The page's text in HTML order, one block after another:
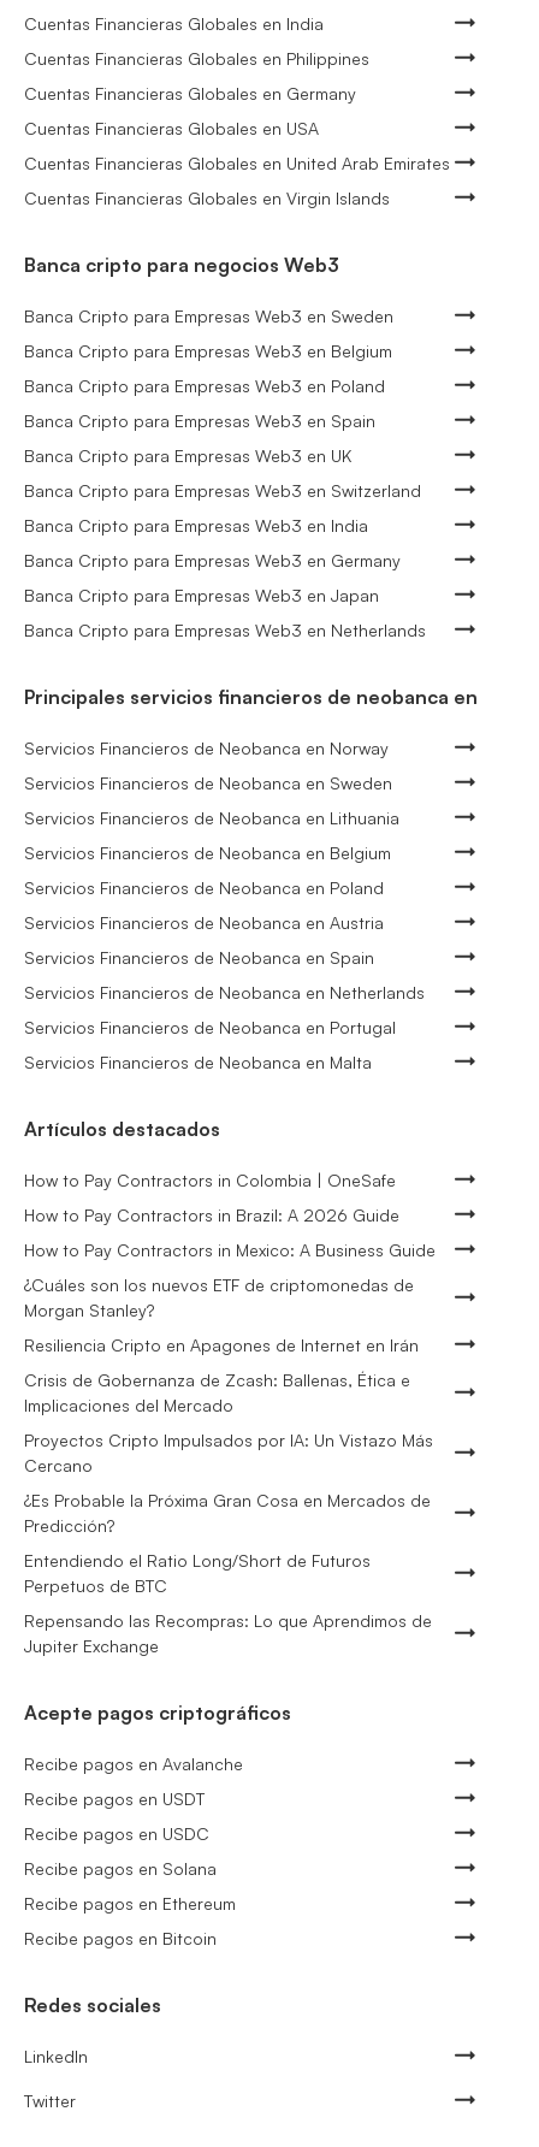
Cuentas Financieras Globales en India
Cuentas Financieras Globales en Philippines
Cuentas Financieras Globales en Germany
Cuentas Financieras Globales en USA
Cuentas Financieras Globales en United Arab Emirates
Cuentas Financieras Globales en Virgin Islands
Banca cripto para negocios Web3
Banca Cripto para Empresas Web3 en Sweden
Banca Cripto para Empresas Web3 en Belgium
Banca Cripto para Empresas Web3 en Poland
Banca Cripto para Empresas Web3 en Spain
Banca Cripto para Empresas Web3 en UK
Banca Cripto para Empresas Web3 en Switzerland
Banca Cripto para Empresas Web3 en India
Banca Cripto para Empresas Web3 en Germany
Banca Cripto para Empresas Web3 en Japan
Banca Cripto para Empresas Web3 en Netherlands
Principales servicios financieros de neobanca en
Servicios Financieros de Neobanca en Norway
Servicios Financieros de Neobanca en Sweden
Servicios Financieros de Neobanca en Lithuania
Servicios Financieros de Neobanca en Belgium
Servicios Financieros de Neobanca en Poland
Servicios Financieros de Neobanca en Austria
Servicios Financieros de Neobanca en Spain
Servicios Financieros de Neobanca en Netherlands
Servicios Financieros de Neobanca en Portugal
Servicios Financieros de Neobanca en Malta
Artículos destacados
How to Pay Contractors in Colombia | OneSafe
How to Pay Contractors in Brazil: A 2026 Guide
How to Pay Contractors in Mexico: A Business Guide
¿Cuáles son los nuevos ETF de criptomonedas de
Morgan Stanley?
Resiliencia Cripto en Apagones de Internet en Irán
Crisis de Gobernanza de Zcash: Ballenas, Ética e
Implicaciones del Mercado
Proyectos Cripto Impulsados por IA: Un Vistazo Más
Cercano
¿Es Probable la Próxima Gran Cosa en Mercados de
Predicción?
Entendiendo el Ratio Long/Short de Futuros
Perpetuos de BTC
Repensando las Recompras: Lo que Aprendimos de
Jupiter Exchange
Acepte pagos criptográficos
Recibe pagos en Avalanche
Recibe pagos en USDT
Recibe pagos en USDC
Recibe pagos en Solana
Recibe pagos en Ethereum
Recibe pagos en Bitcoin
Redes sociales
LinkedIn
Twitter